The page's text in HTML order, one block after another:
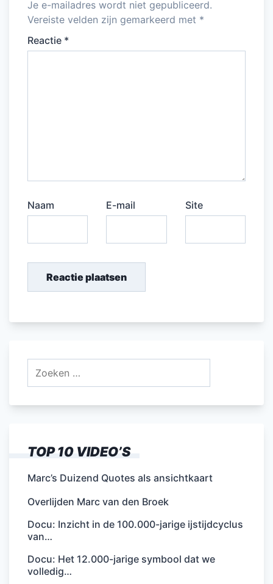
Je e-mailadres wordt niet gepubliceerd.
Vereiste velden zijn gemarkeerd met *
Reactie *
Naam E-mail Site
TOP 10 VIDEO’S
Marc’s Duizend Quotes als ansichtkaart
Overlijden Marc van den Broek
Docu: Inzicht in de 100.000-jarige ijstijdcyclus
van…
Docu: Het 12.000-jarige symbool dat we
volledig…